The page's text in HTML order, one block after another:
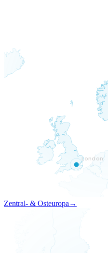
London
Zentral- & Osteuropa→